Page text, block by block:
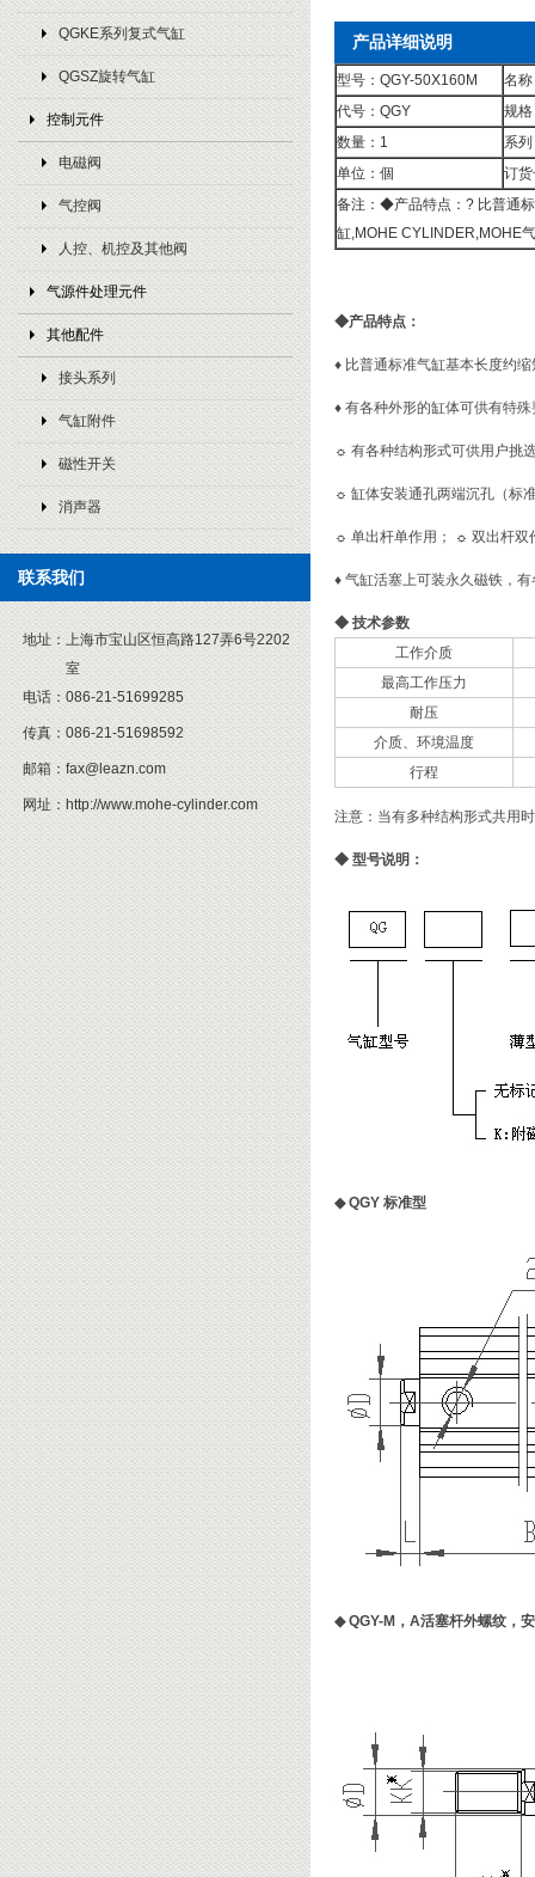
QGKE系列复式气缸
QGSZ旋转气缸
控制元件
电磁阀
气控阀
人控、机控及其他阀
气源件处理元件
其他配件
接头系列
气缸附件
磁性开关
消声器
联系我们
地址： 上海市宝山区恒高路127弄6号2202
室
电话： 086-21-51699285
传真： 086-21-51698592
邮箱： fax@leazn.com
网址： http://www.mohe-cylinder.com
产品详细说明
型号：QGY-50X160M
名
代号：QGY
规
数量：1
系
单位：個
订
备注：◆产品特点：? 比普通
缸,MOHE CYLINDER,MOHE
◆产品特点：
♦ 比普通标准气缸基本长度约
♦ 有各种外形的缸体可供有特
☼ 有各种结构形式可供用户挑
☼ 缸体安装通孔两端沉孔（标
☼ 单出杆单作用； ☼ 双出杆双
♦ 气缸活塞上可装永久磁铁，
◆ 技术参数
工作介质
最高工作压力
耐压
介质、环境温度
行程
注意：当有多种结构形式共用
◆ 型号说明：
◆QGY 标准型
◆QGY-M，A活塞杆外螺纹，